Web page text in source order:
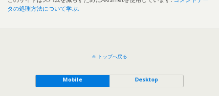
タの処理方法について学ぶ.
トップへ戻る
Mobile Desktop